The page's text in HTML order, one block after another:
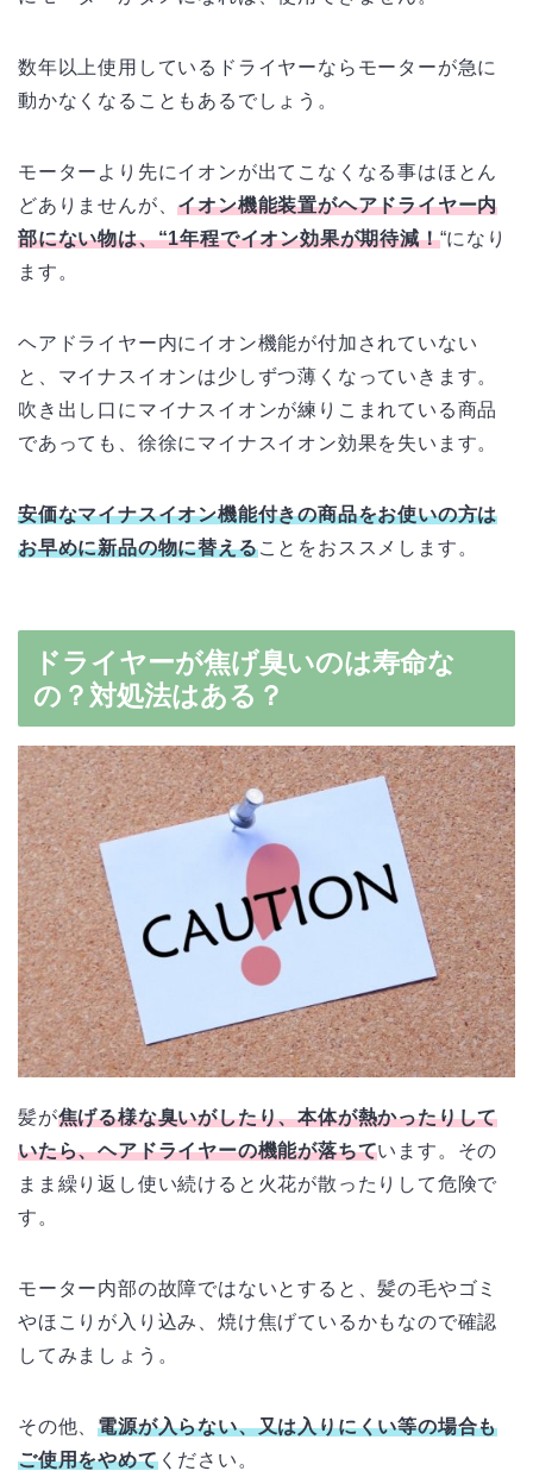
数年以上使用しているドライヤーならモーターが急に
動かなくなることもあるでしょう。
モーターより先にイオンが出てこなくなる事はほとん
どありませんが、イオン機能装置がヘアドライヤー内
部にない物は、“1年程でイオン効果が期待減！“になり
ます。
ヘアドライヤー内にイオン機能が付加されていない
と、マイナスイオンは少しずつ薄くなっていきます。
吹き出し口にマイナスイオンが練りこまれている商品
であっても、徐徐にマイナスイオン効果を失います。
安価なマイナスイオン機能付きの商品をお使いの方は
お早めに新品の物に替えることをおススメします。
ドライヤーが焦げ臭いのは寿命な
の？対処法はある？
髪が焦げる様な臭いがしたり、本体が熱かったりして
いたら、ヘアドライヤーの機能が落ちています。その
まま繰り返し使い続けると火花が散ったりして危険で
す。
モーター内部の故障ではないとすると、髪の毛やゴミ
やほこりが入り込み、焼け焦げているかもなので確認
してみましょう。
その他、電源が入らない、又は入りにくい等の場合も
ご使用をやめてください。